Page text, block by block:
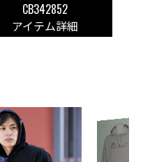
CB342852
アイテム詳細